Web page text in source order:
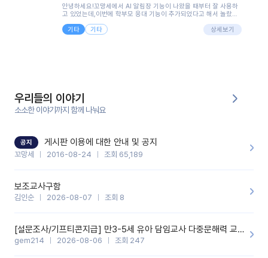
면..)그리고 제가 신입 때 이게 있었더라면 ㅜㅜㅜㅜ?응대 팁이 정말
좋은거 같아요지금은 그래도 아이들이 잘 이해 되지만초임 때는 정
말 어려워서 항상다른 선생님들께 도움을 요청했었거든요..ㅠ*일지
쓸 때도 좀 도움이 되는 거 같아요!
안녕하세요!꼬망세에서 AI 알림장 기능이 나왔을 때부터 잘 사용하
고 있었는데,이번에 학부모 응대 기능이 추가되었다고 해서 놀랐습
님 응대에 더 많은 부담을 느끼고 있습니다 ㅠㅠ이번에 제가 원에서
겪은 일과 학부모님께 전달드렸던 내용을 함께 보시고,저와 비슷한
을 많이 하는데,꼬망봇 덕분에 고민하는 시간을 줄이고 학부모님을
안심시킬 수 있었습니다.이 부분은 꼬망봇이 추가로 알려준 응대 tip
입니다.학부모님께 전화를 드리기 전에, 내용을 숙지하여 좀 더 전문
성 있는 교사가 되어 대화를 나눌 수 있었습니다.꼬망세 AI학부모 응
기능을 개발해 주셔서 감사합니다.
기타 기타 상세보기
우리들의 이야기
소소한 이야기까지 함께 나눠요
공지 게시판 이용에 대한 안내 및 공지
꼬망세 2016-08-24 조회 65,189
보조교사구함
김인순 2026-08-07 조회 8
[설문조사/기프티콘지급] 만3-5세 유아 담임교사 다중문해력 교육 증진을 위한 설문조사
gem214 2026-08-06 조회 247